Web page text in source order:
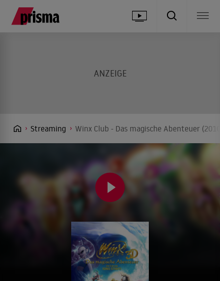
Streaming Winx Club - Das magische Abenteuer